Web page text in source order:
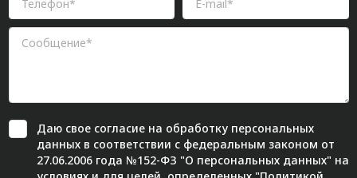
Даю свое согласиена обработку персональных
данных в соответствии с федеральным законом от
27.06.2006 года №152-ФЗ "О персональных данных" на